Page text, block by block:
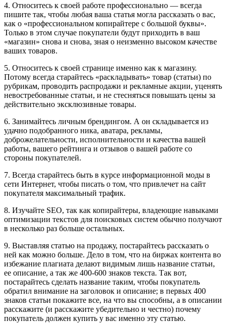
4. Относитесь к своей работе профессионально — всегда
пишите так, чтобы любая ваша статья могла рассказать о вас,
как о «профессиональном копирайтере с большой буквы».
Только в этом случае покупатели будут приходить в ваш
«магазин» снова и снова, зная о неизменно высоком качестве
ваших товаров.
5. Относитесь к своей странице именно как к магазину.
Потому всегда старайтесь «раскладывать» товар (статьи) по
рубрикам, проводить распродажи и рекламные акции, уценять
невостребованные статьи, и не стесняться повышать цены за
действительно эксклюзивные товары.
6. Занимайтесь личным брендингом. А он складывается из
удачно подобранного ника, аватара, рекламы,
доброжелательности, исполнительности и качества вашей
работы, вашего рейтинга и отзывов о вашей работе со
стороны покупателей.
7. Всегда старайтесь быть в курсе информационной моды в
сети Интернет, чтобы писать о том, что привлечет на сайт
покупателя максимальный трафик.
8. Изучайте SEO, так как копирайтеры, владеющие навыками
оптимизации текстов для поисковых систем обычно получают
в несколько раз больше остальных.
9. Выставляя статью на продажу, постарайтесь рассказать о
ней как можно больше. Дело в том, что на биржах контента во
избежание плагиата делают видимым лишь название статьи,
ее описание, а так же 400-600 знаков текста. Так вот,
постарайтесь сделать название таким, чтобы покупатель
обратил внимание на заголовок и описание; в первых 400
знаков статьи покажите все, на что вы способны, а в описании
расскажите (и расскажите убедительно и честно) почему
покупатель должен купить у вас именно эту статью.